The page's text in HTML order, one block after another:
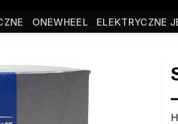
ONEWHEEL ELEKTRYCZNE